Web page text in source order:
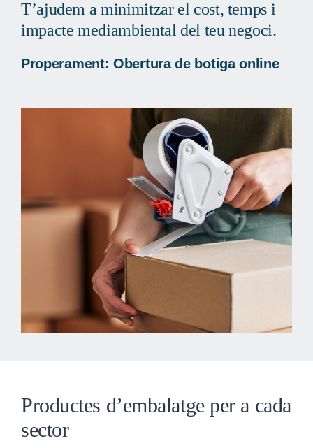
T’ajudem a minimitzar el cost, temps i
impacte mediambiental del teu negoci.
Properament: Obertura de botiga online
Productes d’embalatge per a cada
sector